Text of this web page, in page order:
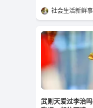
社会生活新鲜事
武则天爱过李治吗